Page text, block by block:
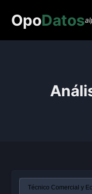
OpoDatos